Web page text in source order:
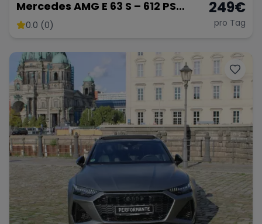
Mercedes AMG E 63 S – 612 PS
Power
0.0 (0)
249€
pro Tag